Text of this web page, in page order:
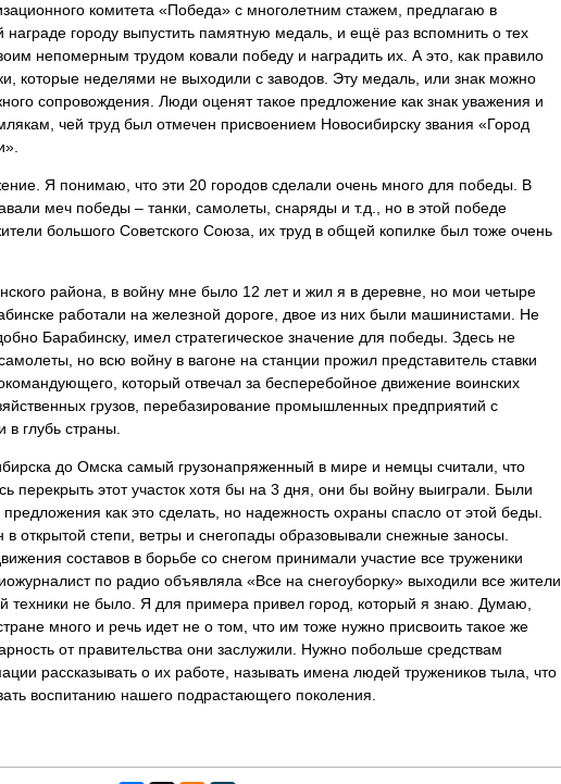
комитета «Победа» с многолетним стажем, предлагаю в
награде городу выпустить памятную медаль, и ещё раз вспомнить о тех
непомерным трудом ковали победу и наградить их. А это, как правило
которые неделями не выходили с заводов. Эту медаль, или знак можно
сопровождения. Люди оценят такое предложение как знак уважения и
чей труд был отмечен присвоением Новосибирску звания «Город
Я понимаю, что эти 20 городов сделали очень много для победы. В
меч победы – танки, самолеты, снаряды и т.д., но в этой победе
большого Советского Союза, их труд в общей копилке был тоже очень
района, в войну мне было 12 лет и жил я в деревне, но мои четыре
работали на железной дороге, двое из них были машинистами. Не
Барабинску, имел стратегическое значение для победы. Здесь не
но всю войну в вагоне на станции прожил представитель ставки
который отвечал за бесперебойное движение воинских
грузов, перебазирование промышленных предприятий с
в глубь страны.
до Омска самый грузонапряженный в мире и немцы считали, что
перекрыть этот участок хотя бы на 3 дня, они бы войну выиграли. Были
как это сделать, но надежность охраны спасло от этой беды.
в открытой степи, ветры и снегопады образовывали снежные заносы.
составов в борьбе со снегом принимали участие все труженики
по радио объявляла «Все на снегоуборку» выходили все жители
техники не было. Я для примера привел город, который я знаю. Думаю,
много и речь идет не о том, что им тоже нужно присвоить такое же
от правительства они заслужили. Нужно побольше средствам
рассказывать о их работе, называть имена людей тружеников тыла, что
воспитанию нашего подрастающего поколения.